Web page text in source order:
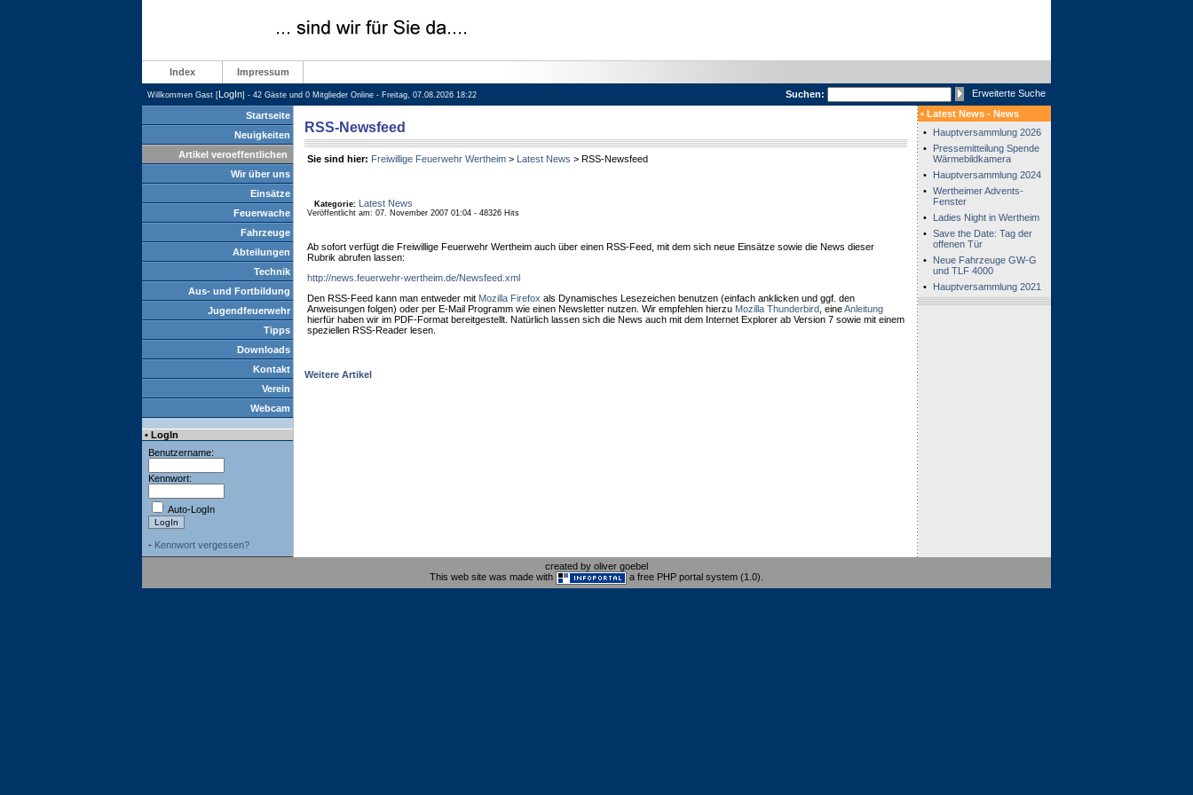
Index Impressum
Willkommen Gast [LogIn] - 42 Gäste und 0 Mitglieder Online - Freitag, 07.08.2026 18:22 Suchen: Erweiterte Suche
Startseite
Neuigkeiten
Artikel veroeffentlichen
Wir über uns
Einsätze
Feuerwache
Fahrzeuge
Abteilungen
Technik
Aus- und Fortbildung
Jugendfeuerwehr
Tipps
Downloads
Kontakt
Verein
Webcam
• LogIn
Benutzername:
Kennwort:
Auto-LogIn
- Kennwort vergessen?
RSS-Newsfeed
Sie sind hier: Freiwillige Feuerwehr Wertheim> Latest News > RSS-Newsfeed
Kategorie: Latest News
Veröffentlicht am: 07. November 2007 01:04 - 48326 Hits
Ab sofort verfügt die Freiwillige Feuerwehr Wertheim auch über einen RSS-Feed, mit dem sich neue Einsätze sowie die News dieser
Rubrik abrufen lassen:
http://news.feuerwehr-wertheim.de/Newsfeed.xml
Den RSS-Feed kann man entweder mit Mozilla Firefox als Dynamisches Lesezeichen benutzen (einfach anklicken und ggf. den
Anweisungen folgen) oder per E-Mail Programm wie einen Newsletter nutzen. Wir empfehlen hierzu Mozilla Thunderbird, eineAnleitung
hierfür haben wir im PDF-Format bereitgestellt. Natürlich lassen sich die News auch mit dem Internet Explorer ab Version 7 sowie mit einem
speziellen RSS-Reader lesen.
Weitere Artikel
• Latest News - News
•
Hauptversammlung 2026
•
Pressemitteilung Spende
Wärmebildkamera
•
Hauptversammlung 2024
• Wertheimer Advents-
Fenster
•
Ladies Night in Wertheim
• Save the Date: Tag der
offenen Tür
•
Neue Fahrzeuge GW-G
und TLF 4000
•
Hauptversammlung 2021
created by oliver goebel
This web site was made with
a free PHP portal system (1.0).